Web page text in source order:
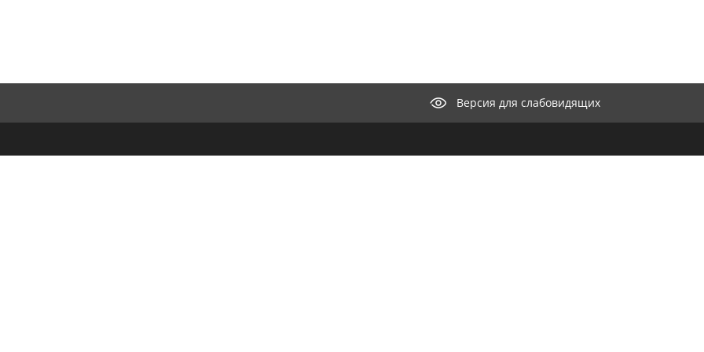
Версия для слабовидящих